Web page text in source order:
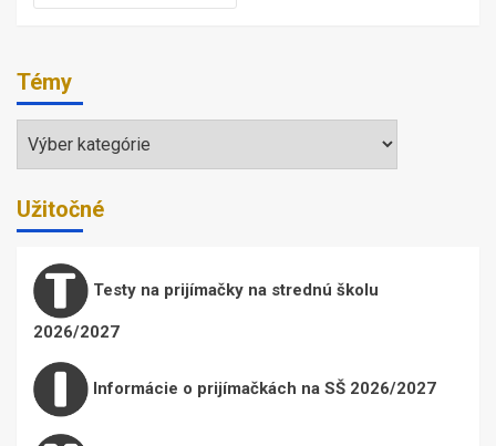
Témy
Témy
Užitočné
Testy na prijímačky na strednú školu
2026/2027
Informácie o prijímačkách na SŠ 2026/2027